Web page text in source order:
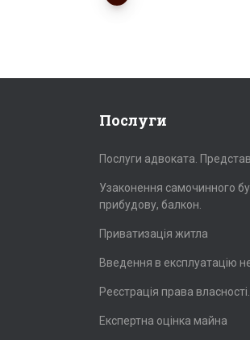
Послуги
Послуги адвоката.
Узаконення самочинного
прибудову, балкон.
Приватизація житла
Введення в експлуатацію
Реєстрація права
Експертна оцінка майна